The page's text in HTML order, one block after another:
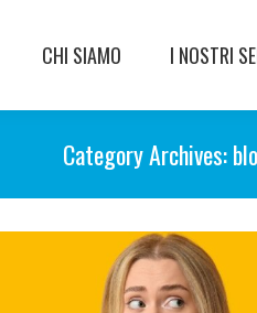
CHI SIAMO I NOSTRI
Category Archives: